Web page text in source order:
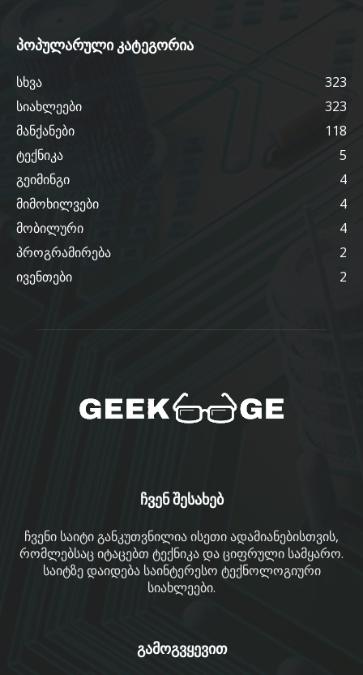
პოპულარული კატეგორია
სხვა
323
სიახლეები
323
მანქანები
118
ტექნიკა
5
გეიმინგი
4
მიმოხილვები
4
მობილური
4
პროგრამირება
2
ივენთები
2
ჩვენ შესახებ
ჩვენი საიტი განკუთვნილია ისეთი ადამიანებისთვის,
რომლებსაც იტაცებთ ტექნიკა და ციფრული სამყარო.
საიტზე დაიდება საინტერესო ტექნოლოგიური
სიახლეები.
გამოგვყევით